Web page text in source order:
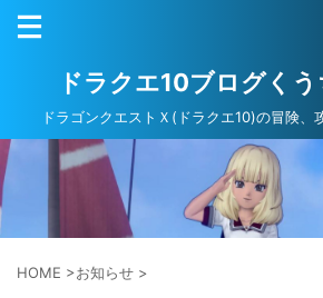
ドラクエ10ブログく
ドラゴンクエストＸ(ドラクエ10)の冒険、
HOME >お知らせ >